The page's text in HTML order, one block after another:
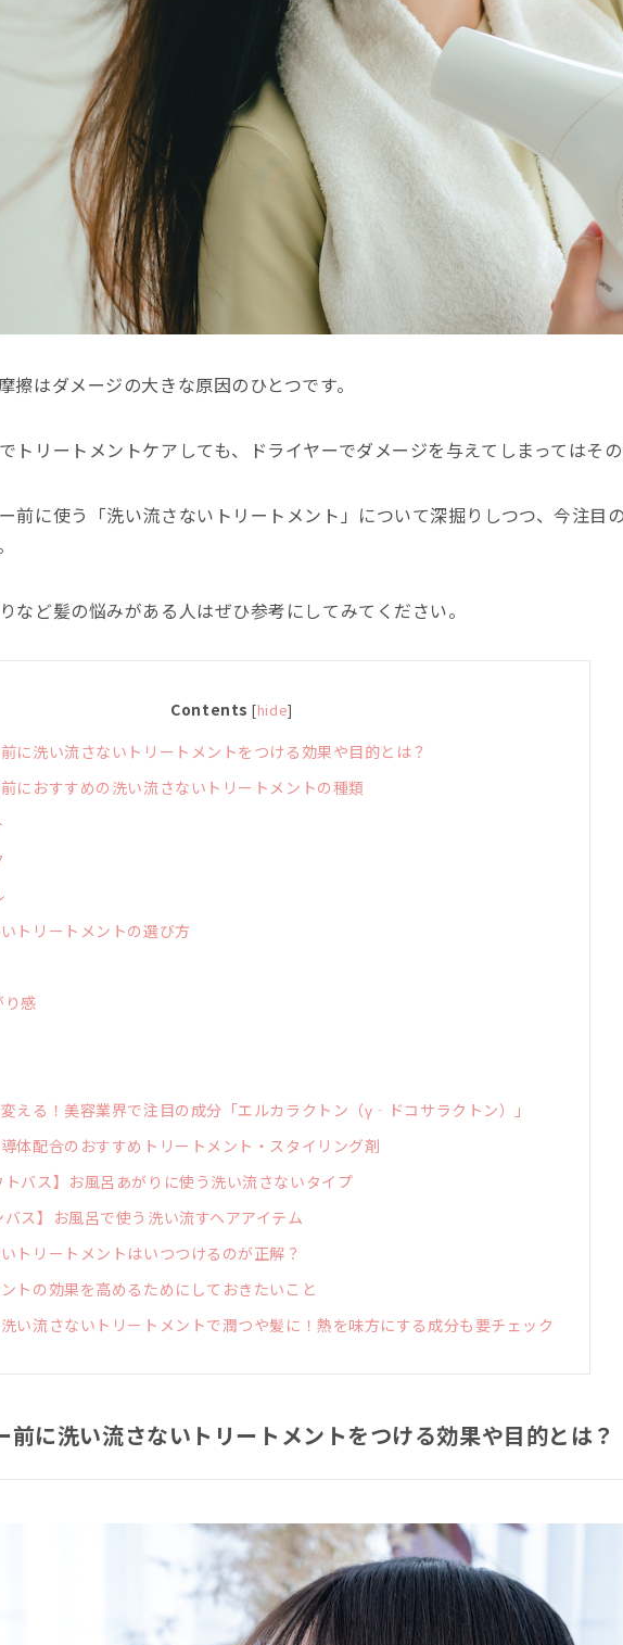
擦はダメージの大きな原因のひとつです。
トリートメントケアしても、ドライヤーでダメージを与えてしまってはそ
前に使う「洗い流さないトリートメント」について深掘りしつつ、今注目
など髪の悩みがある人はぜひ参考にしてみてください。
Contents [hide]
に洗い流さないトリートメントをつける効果や目的とは？
におすすめの洗い流さないトリートメントの種類
トリートメントの選び方
り感
える！美容業界で注目の成分「エルカラクトン（γ‐ドコサラクトン）」
体配合のおすすめトリートメント・スタイリング剤
トバス】お風呂あがりに使う洗い流さないタイプ
バス】お風呂で使う洗い流すヘアアイテム
トリートメントはいつつけるのが正解？
トの効果を高めるためにしておきたいこと
洗い流さないトリートメントで潤つや髪に！熱を味方にする成分も要チェック
前に洗い流さないトリートメントをつける効果や目的とは？